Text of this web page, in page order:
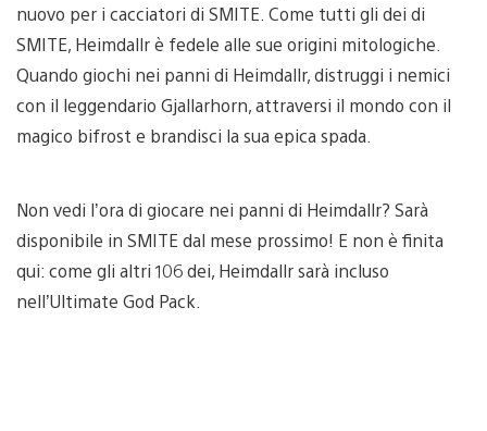
nuovo per i cacciatori di SMITE. Come tutti gli dei di
SMITE, Heimdallr è fedele alle sue origini mitologiche.
Quando giochi nei panni di Heimdallr, distruggi i nemici
con il leggendario Gjallarhorn, attraversi il mondo con il
magico bifrost e brandisci la sua epica spada.
Non vedi l’ora di giocare nei panni di Heimdallr? Sarà
disponibile in SMITE dal mese prossimo! E non è finita
qui: come gli altri 106 dei, Heimdallr sarà incluso
nell’Ultimate God Pack.